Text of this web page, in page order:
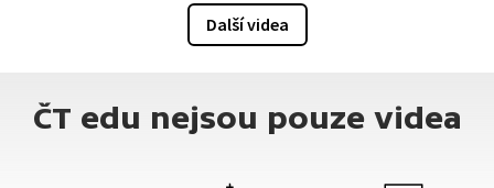
Další videa
ČT edu nejsou pouze videa